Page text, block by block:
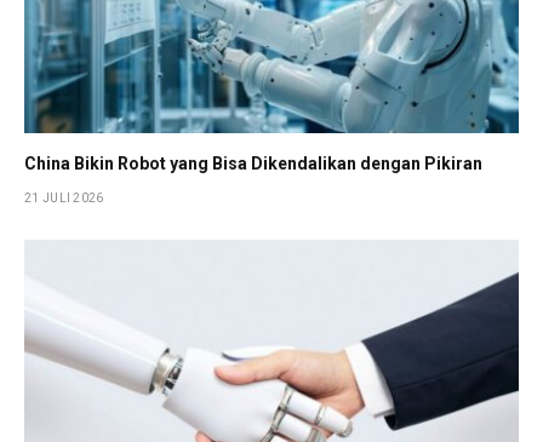
China Bikin Robot yang Bisa Dikendalikan dengan Pikiran
21 JULI 2026